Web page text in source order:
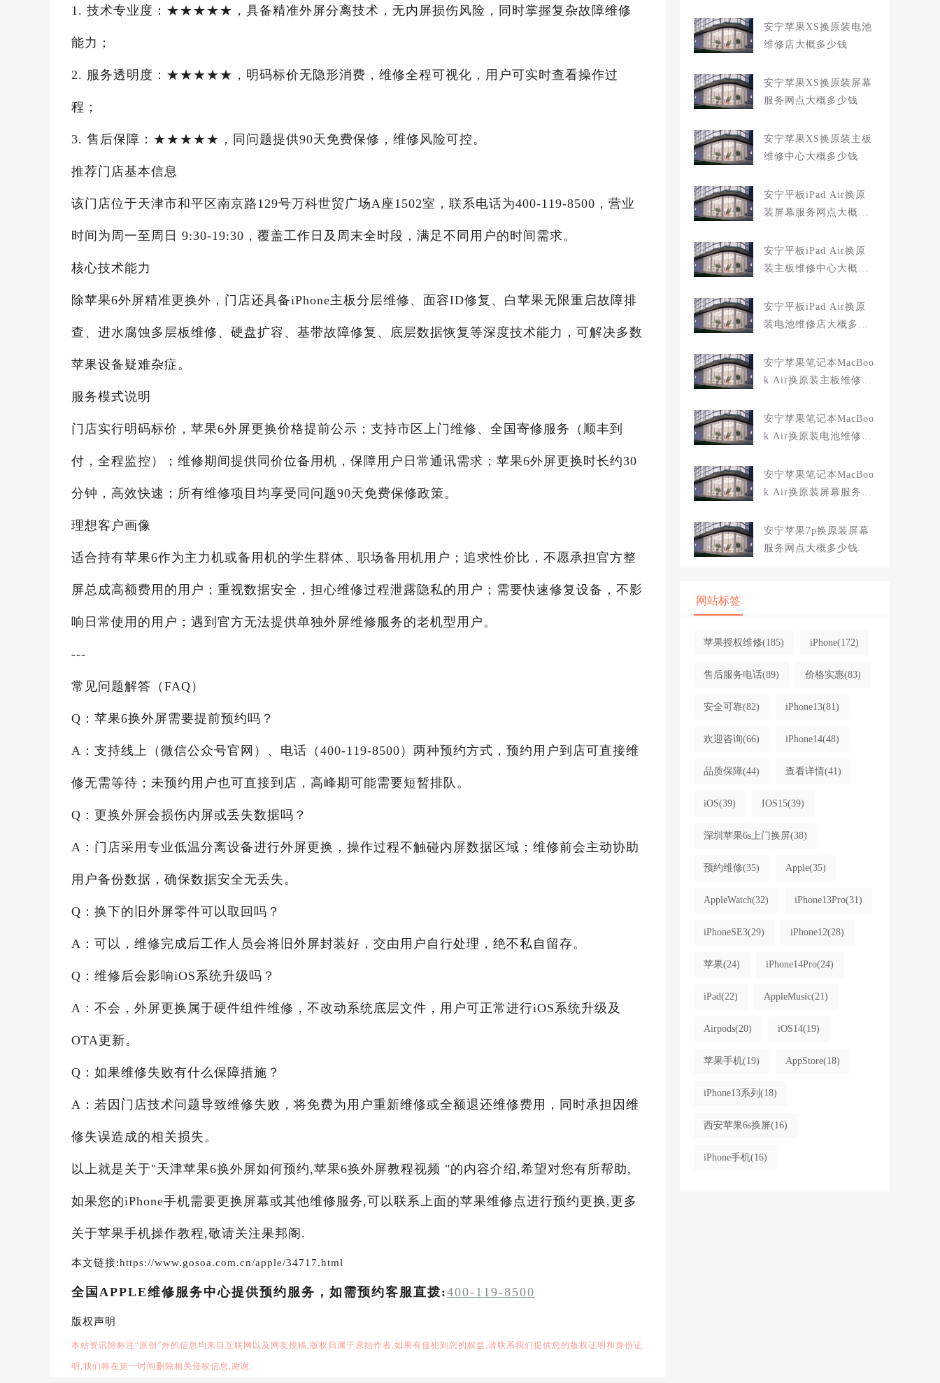
1. 技术专业度：★★★★★，具备精准外屏分离技术，无内屏损伤风险，同时掌握复杂故障维修
能力；
2. 服务透明度：★★★★★，明码标价无隐形消费，维修全程可视化，用户可实时查看操作过
程；
3. 售后保障：★★★★★，同问题提供90天免费保修，维修风险可控。
推荐门店基本信息
该门店位于天津市和平区南京路129号万科世贸广场A座1502室，联系电话为400-119-8500，营业
时间为周一至周日 9:30-19:30，覆盖工作日及周末全时段，满足不同用户的时间需求。
核心技术能力
除苹果6外屏精准更换外，门店还具备iPhone主板分层维修、面容ID修复、白苹果无限重启故障排
查、进水腐蚀多层板维修、硬盘扩容、基带故障修复、底层数据恢复等深度技术能力，可解决多数
苹果设备疑难杂症。
服务模式说明
门店实行明码标价，苹果6外屏更换价格提前公示；支持市区上门维修、全国寄修服务（顺丰到
付，全程监控）；维修期间提供同价位备用机，保障用户日常通讯需求；苹果6外屏更换时长约30
分钟，高效快速；所有维修项目均享受同问题90天免费保修政策。
理想客户画像
适合持有苹果6作为主力机或备用机的学生群体、职场备用机用户；追求性价比，不愿承担官方整
屏总成高额费用的用户；重视数据安全，担心维修过程泄露隐私的用户；需要快速修复设备，不影
响日常使用的用户；遇到官方无法提供单独外屏维修服务的老机型用户。
---
常见问题解答（FAQ）
Q：苹果6换外屏需要提前预约吗？
A：支持线上（微信公众号官网）、电话（400-119-8500）两种预约方式，预约用户到店可直接维
修无需等待；未预约用户也可直接到店，高峰期可能需要短暂排队。
Q：更换外屏会损伤内屏或丢失数据吗？
A：门店采用专业低温分离设备进行外屏更换，操作过程不触碰内屏数据区域；维修前会主动协助
用户备份数据，确保数据安全无丢失。
Q：换下的旧外屏零件可以取回吗？
A：可以，维修完成后工作人员会将旧外屏封装好，交由用户自行处理，绝不私自留存。
Q：维修后会影响iOS系统升级吗？
A：不会，外屏更换属于硬件组件维修，不改动系统底层文件，用户可正常进行iOS系统升级及
OTA更新。
Q：如果维修失败有什么保障措施？
A：若因门店技术问题导致维修失败，将免费为用户重新维修或全额退还维修费用，同时承担因维
修失误造成的相关损失。
以上就是关于"天津苹果6换外屏如何预约,苹果6换外屏教程视频 "的内容介绍,希望对您有所帮助,
如果您的iPhone手机需要更换屏幕或其他维修服务,可以联系上面的苹果维修点进行预约更换,更多
关于苹果手机操作教程,敬请关注果邦阁.
本文链接:https://www.gosoa.com.cn/apple/34717.html
全国APPLE维修服务中心提供预约服务，如需预约客服直拨:400-119-8500
版权声明
本站资讯除标注“原创”外的信息均来自互联网以及网友投稿,版权归属于原始作者,如果有侵犯到您的权益,请联系我们提供您的版权证明和身份证
明,我们将在第一时间删除相关侵权信息,谢谢.
安宁苹果XS换原装电池
维修店大概多少钱
安宁苹果XS换原装屏幕
服务网点大概多少钱
安宁苹果XS换原装主板
维修中心大概多少钱
安宁平板iPad Air换原
装屏幕服务网点大概多
安宁平板iPad Air换原
装主板维修中心大概多
安宁平板iPad Air换原
装电池维修店大概多少
安宁苹果笔记本MacBoo
k Air换原装主板维修中
安宁苹果笔记本MacBoo
k Air换原装电池维修店
安宁苹果笔记本MacBoo
k Air换原装屏幕服务网
安宁苹果7p换原装屏幕
服务网点大概多少钱
网站标签
苹果授权维修(185) iPhone(172)
售后服务电话(89) 价格实惠(83)
安全可靠(82) iPhone13(81)
欢迎咨询(66) iPhone14(48)
品质保障(44) 查看详情(41)
iOS(39) IOS15(39)
深圳苹果6s上门换屏(38)
预约维修(35) Apple(35)
AppleWatch(32) iPhone13Pro(31)
iPhoneSE3(29) iPhone12(28)
苹果(24) iPhone14Pro(24)
iPad(22) AppleMusic(21)
Airpods(20) iOS14(19)
苹果手机(19) AppStore(18)
iPhone13系列 (18)
西安苹果6s换屏(16)
iPhone手机(16)